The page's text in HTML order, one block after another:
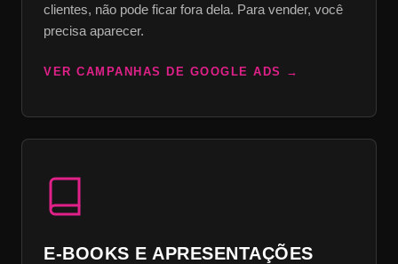
clientes, não pode ficar fora dela. Para vender, você
precisa aparecer.
VER CAMPANHAS DE GOOGLE ADS
E-BOOKS E APRESENTAÇÕES